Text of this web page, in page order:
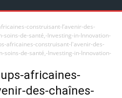
construisant-l’avenir-des-
soins-de-santé,-Investing-in-Innovation-
africaines-construisant-l'avenir-des-
soins-de-santé,-Investing-in-Innovation-
africaines-
des-chaînes-